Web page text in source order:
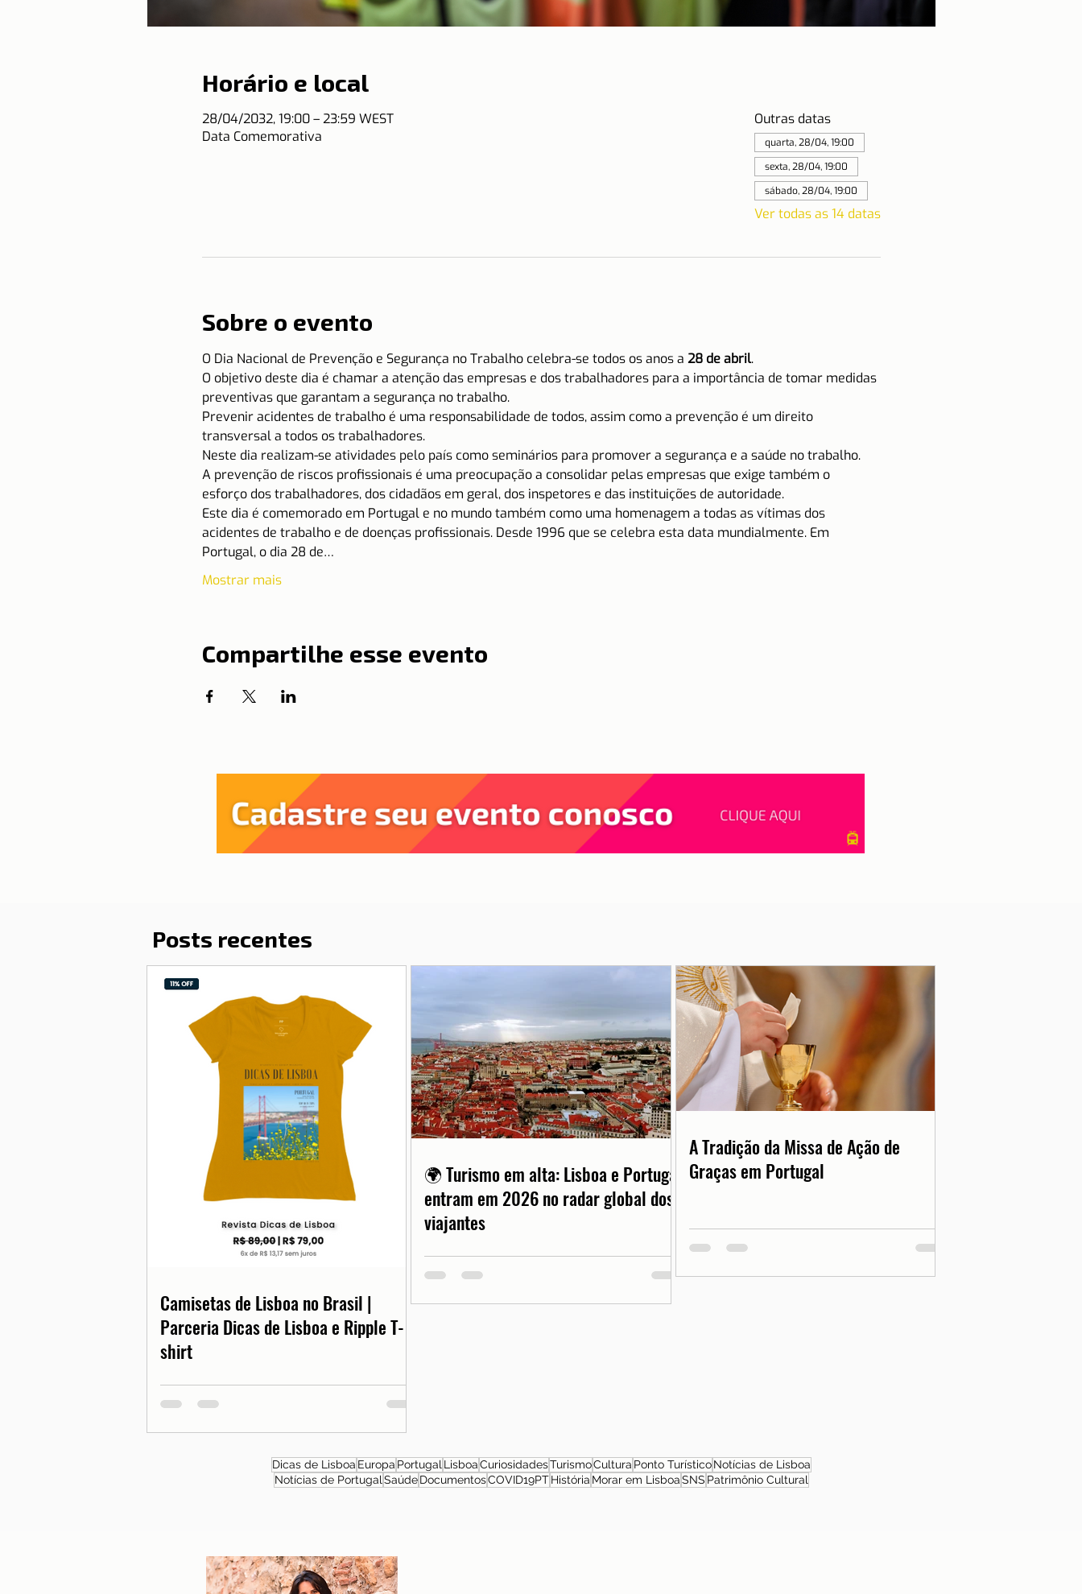
Horário e local
28/04/2032, 19:00 – 23:59 WEST
Data Comemorativa
Outras datas
quarta, 28/04, 19:00
sexta, 28/04, 19:00
sábado, 28/04, 19:00
Ver todas as 14 datas
Sobre o evento
O Dia Nacional de Prevenção e Segurança no Trabalho celebra-se todos os anos a 28 de abril.
O objetivo deste dia é chamar a atenção das empresas e dos trabalhadores para a importância de tomar medidas
preventivas que garantam a segurança no trabalho.
Prevenir acidentes de trabalho é uma responsabilidade de todos, assim como a prevenção é um direito
transversal a todos os trabalhadores.
Neste dia realizam-se atividades pelo país como seminários para promover a segurança e a saúde no trabalho.
A prevenção de riscos profissionais é uma preocupação a consolidar pelas empresas que exige também o
esforço dos trabalhadores, dos cidadãos em geral, dos inspetores e das instituições de autoridade.
Este dia é comemorado em Portugal e no mundo também como uma homenagem a todas as vítimas dos
acidentes de trabalho e de doenças profissionais. Desde 1996 que se celebra esta data mundialmente. Em
Portugal, o dia 28 de…
Mostrar mais
Compartilhe esse evento
Posts recentes
Camisetas de Lisboa no Brasil |
Parceria Dicas de Lisboa e Ripple T-
shirt
🌍 Turismo em alta: Lisboa e Portugal
entram em 2026 no radar global dos
viajantes
A Tradição da Missa de Ação de
Graças em Portugal
Dicas de Lisboa Europa Portugal LisboaCuriosidadesTurismoCultura Ponto Turístico Notícias de Lisboa
Notícias de Portugal Saúde DocumentosCOVID19PT História Morar em LisboaSNS Patrimônio Cultural